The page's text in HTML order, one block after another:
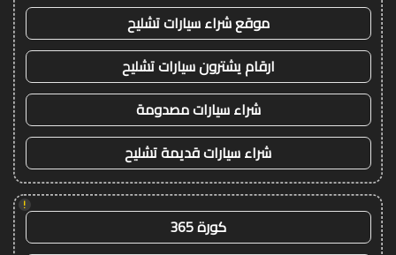
موقع شراء سيارات تشليح
ارقام يشترون سيارات تشليح
شراء سيارات مصدومة
شراء سيارات قديمة تشليح
!
كورة 365